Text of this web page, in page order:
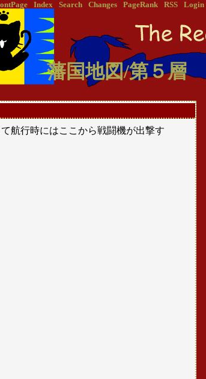
Index Search Changes PageRank RSS Login
藩国地図/第５層
航行時にはここから戦闘機が出撃す